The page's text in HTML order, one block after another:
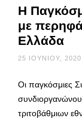
Η
με
Ελλάδα
25 ΙΟΥΝΊΟΥ, 2020
Οι παγκόσμιες
τριτοβάθμιων